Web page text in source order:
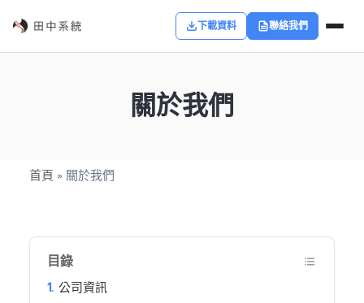
下載資料 聯絡我們
關於我們
首頁 » 關於我們
目錄
公司資訊